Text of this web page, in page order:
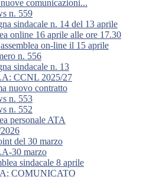
comunicazioni...
n. 559
sindacale n. 14 del 13 aprile
online 16 aprile alle ore 17.30
on-line il 15 aprile
n. 556
sindacale n. 13
CCNL 2025/27
nuovo contratto
n. 553
n. 552
personale ATA
del 30 marzo
30 marzo
sindacale 8 aprile
COMUNICATO